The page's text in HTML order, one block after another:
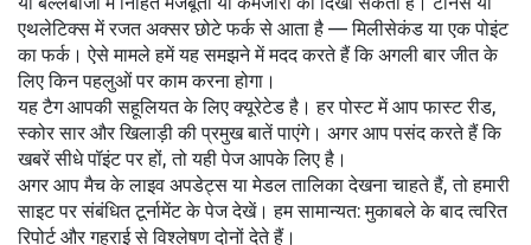
एथलेटिक्स में रजत अक्सर छोटे फर्क से आता है — मिलीसेकंड या एक पोइंट
का फर्क। ऐसे मामले हमें यह समझने में मदद करते हैं कि अगली बार जीत के
लिए किन पहलुओं पर काम करना होगा।
यह टैग आपकी सहूलियत के लिए क्यूरेटेड है। हर पोस्ट में आप फास्ट रीड,
स्कोर सार और खिलाड़ी की प्रमुख बातें पाएंगे। अगर आप पसंद करते हैं कि
खबरें सीधे पॉइंट पर हों, तो यही पेज आपके लिए है।
अगर आप मैच के लाइव अपडेट्स या मेडल तालिका देखना चाहते हैं, तो हमारी
साइट पर संबंधित टूर्नामेंट के पेज देखें। हम सामान्यत: मुकाबले के बाद त्वरित
रिपोर्ट और गहराई से विश्लेषण दोनों देते हैं।